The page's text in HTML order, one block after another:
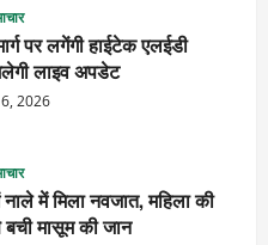
पर लगेंगी हाईटेक एलईडी
लाइव अपडेट
2026
नाले में मिला नवजात, महिला की
मासूम की जान